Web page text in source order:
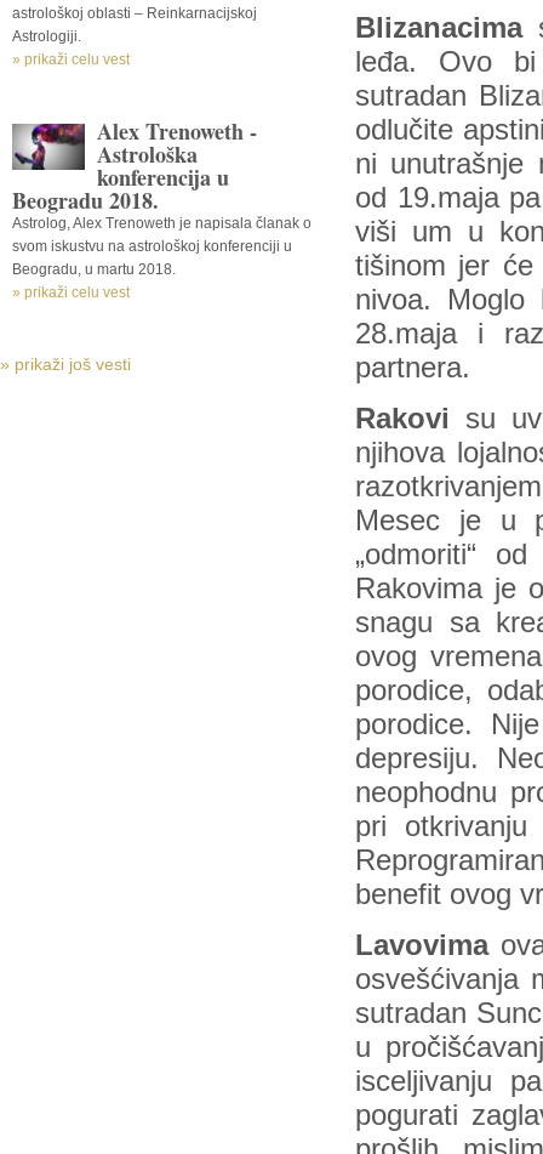
astrološkoj oblasti – Reinkarnacijskoj
Astrologiji.
» prikaži celu vest
Alex Trenoweth -
Astrološka
konferencija u
Beogradu 2018.
Astrolog, Alex Trenoweth je napisala članak o
svom iskustvu na astrološkoj konferenciji u
Beogradu, u martu 2018.
» prikaži celu vest
» prikaži još vesti
Blizanacima
leđa. Ovo
sutradan
odlučite
ni unutrašnje
od 19.maja
viši um u
tišinom jer
nivoa. Moglo
28.maja i
partnera.
Rakovi su
njihova
Mesec je u
„odmoriti“
Rakovima je
snagu sa
ovog
porodice,
porodice.
depresiju.
neophodnu
pri
benefit ovog
Lavovima
osvešćivanja
sutradan
u
isceljivanju
pogurati